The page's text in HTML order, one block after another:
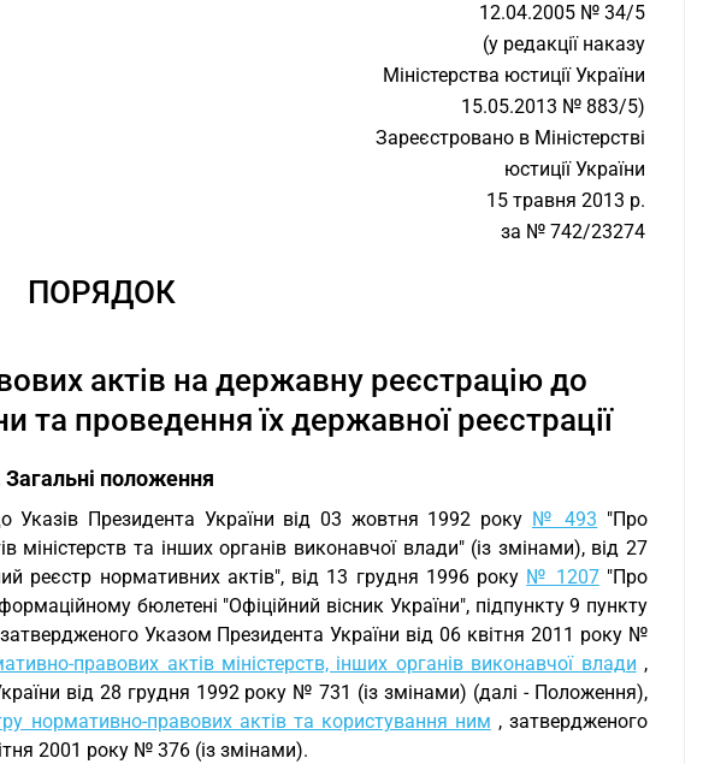
12.04.2005 № 34/5
(у редакції наказу
Міністерства юстиції України
15.05.2013 № 883/5)
Зареєстровано в Міністерстві
юстиції України
15 травня 2013 р.
за № 742/23274
ПОРЯДОК
актів на державну реєстрацію до
та проведення їх державної реєстрації
Загальні положення
Указів Президента України від 03 жовтня 1992 року № 493 "Про
та інших органів виконавчої влади" (із змінами), від 27
реєстр нормативних актів", від 13 грудня 1996 року № 1207"Про
бюлетені "Офіційний вісник України", підпункту 9 пункту
Указом Президента України від 06 квітня 2011 року №
правових актів міністерств, інших органів виконавчої влади ,
від 28 грудня 1992 року № 731 (із змінами) (далі - Положення),
нормативно-правових актів та користування ним , затвердженого
2001 року № 376 (із змінами).